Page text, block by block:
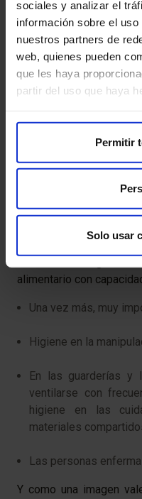
sociales y analizar el
información sobre el
nuestros partners de
web, quienes pueden
que les haya
partir del uso que haya
Permitir
Solo usar
Igualmente los
demostrado
alternando estos
de frío.
La humidificación
antecedentes de
humidificación
peor el remedio que la
Y sobre prevención…..
alimentario con
Una vez más, muy
Higiene en la
En las guarderías y
ventilarse con
higiene en las
materiales
Las personas
Y como una imagen